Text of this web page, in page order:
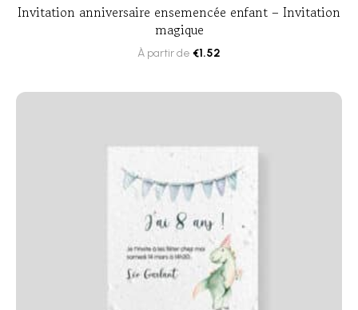
Invitation anniversaire ensemencée enfant – Invitation
magique
À partir de €1.52